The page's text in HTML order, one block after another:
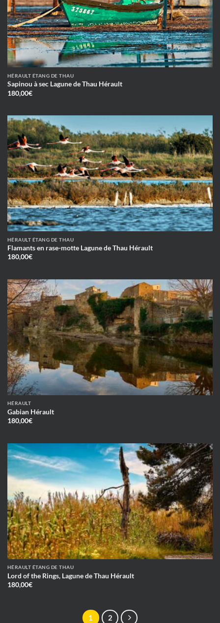
HÉRAULT ÉTANG DE THAU
Sapinou à sec Lagune de Thau Hérault
180,00€
HÉRAULT ÉTANG DE THAU
Flamants en rase-motte Lagune de Thau Hérault
180,00€
HÉRAULT
Gabian Hérault
180,00€
HÉRAULT ÉTANG DE THAU
Lord of the Rings, Lagune de Thau Hérault
180,00€
1 2